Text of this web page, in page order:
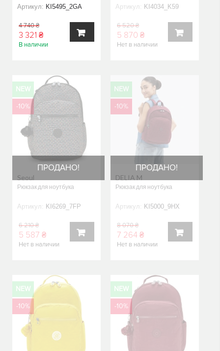
Артикул: KI5495_2GA
4 740 ₴
3 321 ₴
В наличии
Артикул: KI4034_K59
6 520 ₴
5 870 ₴
Нет в наличии
ПРОДАНО!
NEW
-10%
Seoul
Рюкзак для ноутбука
Артикул: KI6269_7FP
6 210 ₴
5 587 ₴
Нет в наличии
ПРОДАНО!
NEW
-10%
DELIA M
Рюкзак для ноутбука
Артикул: KI5000_9HX
8 070 ₴
7 264 ₴
Нет в наличии
NEW
-10%
NEW
-10%